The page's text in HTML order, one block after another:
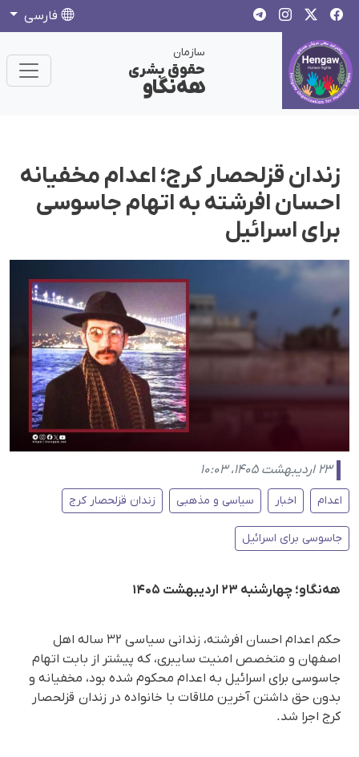
فارسی
سازمان
حقوق بشری
هەنگاو
زندان قزلحصار کرج؛ اعدام مخفیانه
احسان افرشته به اتهام جاسوسی
برای اسرائیل
۲۳ اردیبهشت ۱۴۰۵، ۱۰:۰۳
اعدام اخبار سیاسی و مذهبی زندان قزلحصار کرج
جاسوسی برای اسرائیل
هه‌نگاو؛ چهارشنبه ۲۳ اردیبهشت ۱۴۰۵
حکم اعدام احسان افرشته، زندانی سیاسی ۳۲ ساله اهل
اصفهان و متخصص امنیت سایبری، که پیشتر از بابت اتهام
جاسوسی برای اسرائیل به اعدام محکوم شده بود، مخفیانه و
بدون حق داشتن آخرین ملاقات با خانواده در زندان قزلحصار
کرج اجرا شد.